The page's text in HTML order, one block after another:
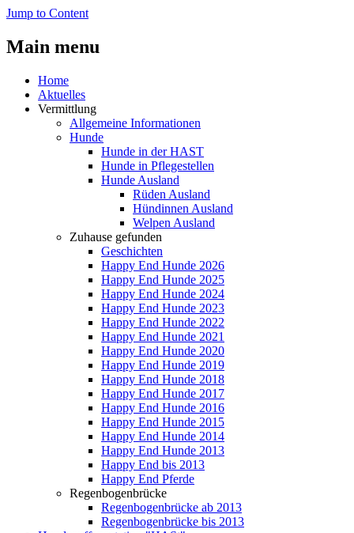
Jump to Content
Main menu
Home
Aktuelles
Vermittlung
Allgemeine Informationen
Hunde
Hunde in der HAST
Hunde in Pflegestellen
Hunde Ausland
Rüden Ausland
Hündinnen Ausland
Welpen Ausland
Zuhause gefunden
Geschichten
Happy End Hunde 2026
Happy End Hunde 2025
Happy End Hunde 2024
Happy End Hunde 2023
Happy End Hunde 2022
Happy End Hunde 2021
Happy End Hunde 2020
Happy End Hunde 2019
Happy End Hunde 2018
Happy End Hunde 2017
Happy End Hunde 2016
Happy End Hunde 2015
Happy End Hunde 2014
Happy End Hunde 2013
Happy End bis 2013
Happy End Pferde
Regenbogenbrücke
Regenbogenbrücke ab 2013
Regenbogenbrücke bis 2013